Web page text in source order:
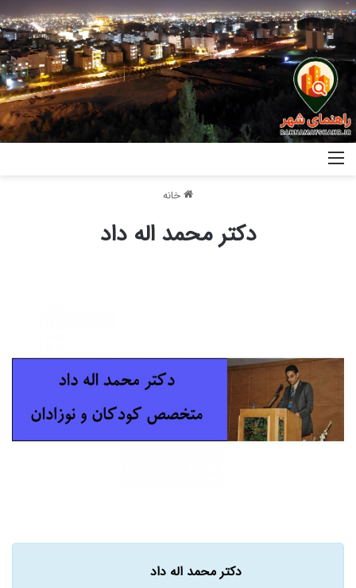
خانه
دکتر محمد اله داد
دکتر محمد اله داد